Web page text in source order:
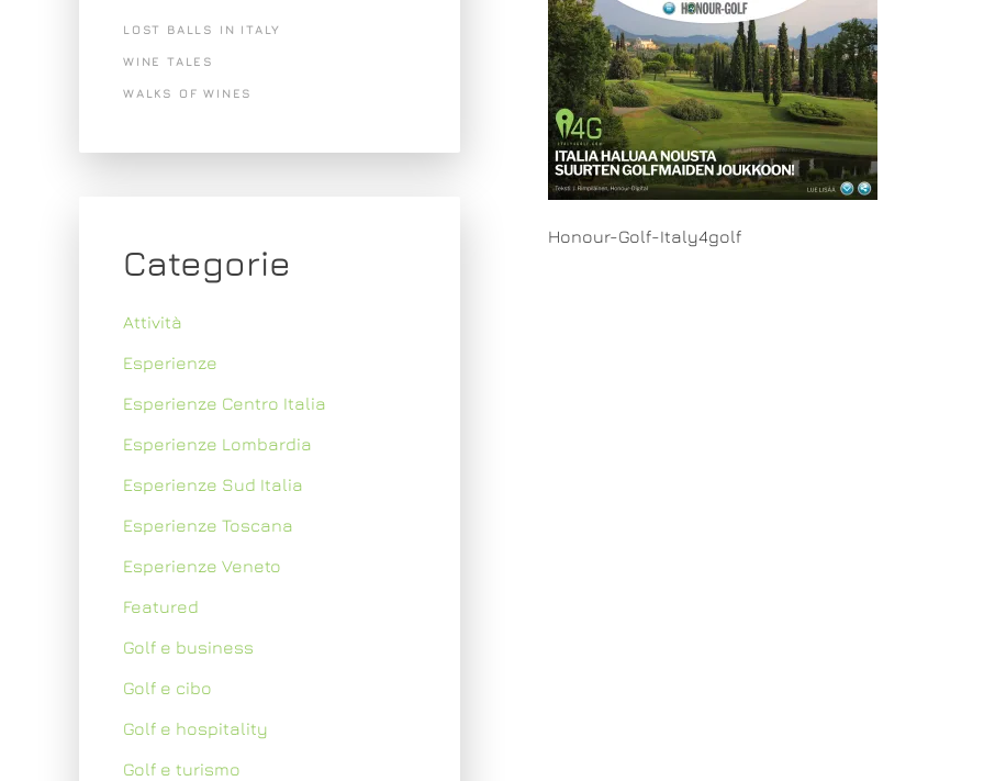
Honour-Golf-Italy4golf
LOST BALLS IN ITALY
WINE TALES
WALKS OF WINES
Categorie
Attività
Esperienze
Esperienze Centro Italia
Esperienze Lombardia
Esperienze Sud Italia
Esperienze Toscana
Esperienze Veneto
Featured
Golf e business
Golf e cibo
Golf e hospitality
Golf e turismo